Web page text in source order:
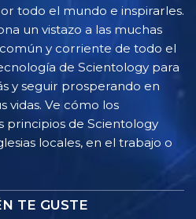
todo el mundo e inspirarles.
un vistazo a las muchas
y corriente de todo el
de Scientology para
y seguir prosperando en
vidas. Ve cómo los
principios de Scientology
locales, en el trabajo o
TE GUSTE